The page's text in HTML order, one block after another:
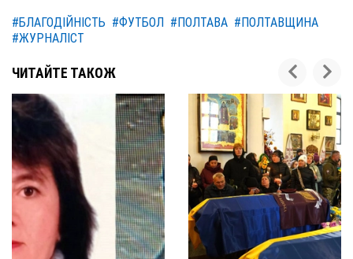
#БЛАГОДІЙНІСТЬ #ФУТБОЛ #ПОЛТАВА #ПОЛТАВЩИНА
#ЖУРНАЛІСТ
ЧИТАЙТЕ ТАКОЖ